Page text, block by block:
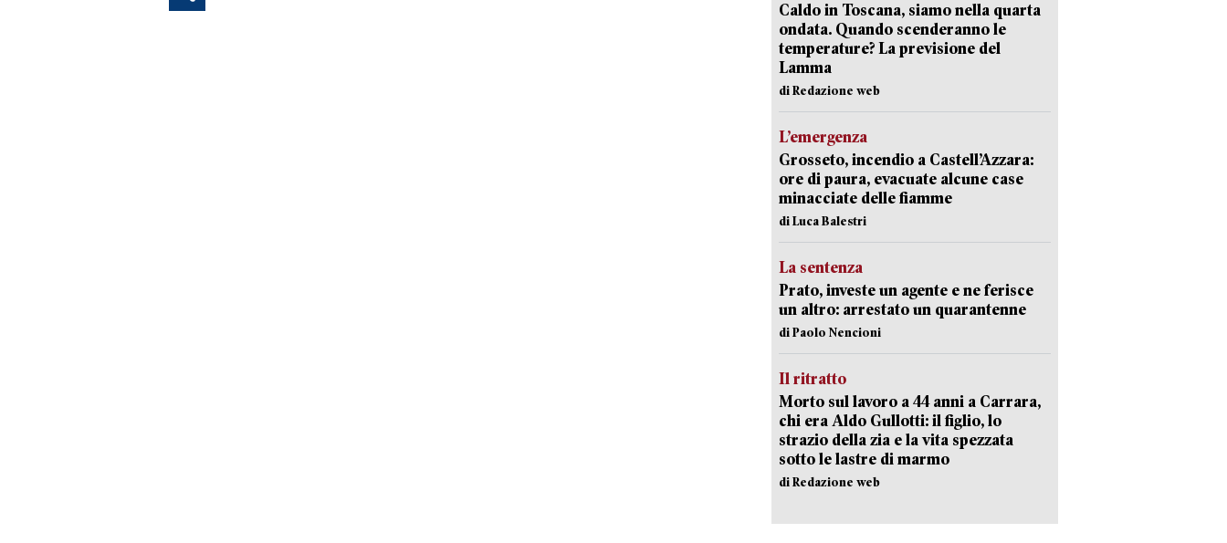
Caldo in Toscana, siamo nella quarta
ondata. Quando scenderanno le
temperature? La previsione del
Lamma
di Redazione web
L’emergenza
Grosseto, incendio a Castell’Azzara:
ore di paura, evacuate alcune case
minacciate delle fiamme
di Luca Balestri
La sentenza
Prato, investe un agente e ne ferisce
un altro: arrestato un quarantenne
di Paolo Nencioni
Il ritratto
Morto sul lavoro a 44 anni a Carrara,
chi era Aldo Gullotti: il figlio, lo
strazio della zia e la vita spezzata
sotto le lastre di marmo
di Redazione web